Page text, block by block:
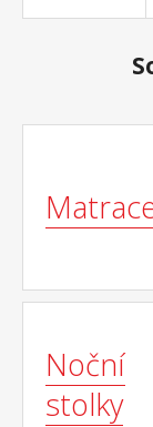
Noční
stolky